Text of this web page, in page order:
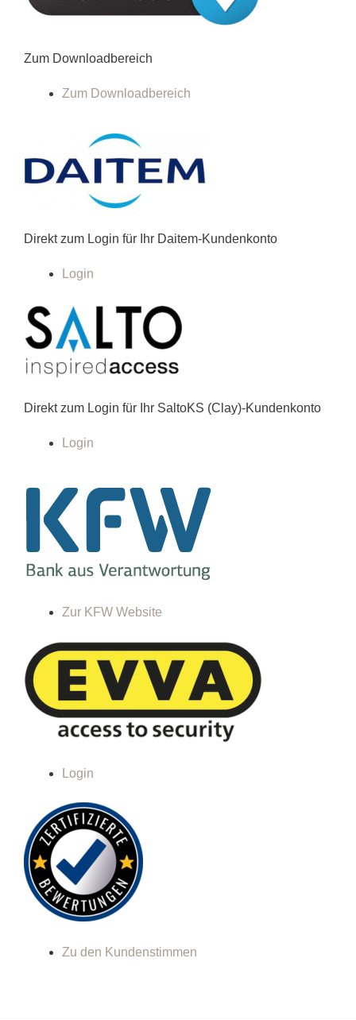
Zum Downloadbereich
Zum Downloadbereich
Direkt zum Login für Ihr Daitem-Kundenkonto
Login
Direkt zum Login für Ihr SaltoKS (Clay)-Kundenkonto
Login
Zur KFW Website
Login
Zu den Kundenstimmen